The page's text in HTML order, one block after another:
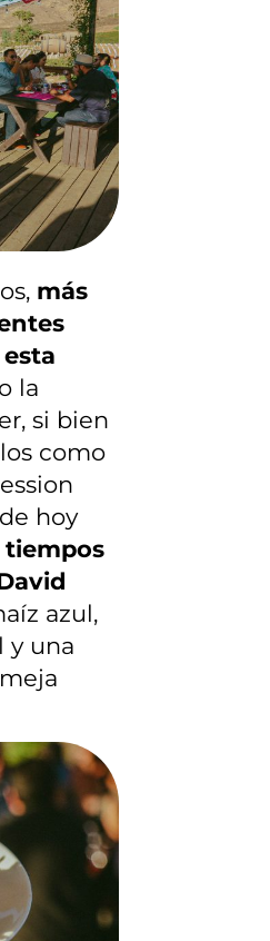
más
la
si bien
como
hoy
tiempos
azul,
y una